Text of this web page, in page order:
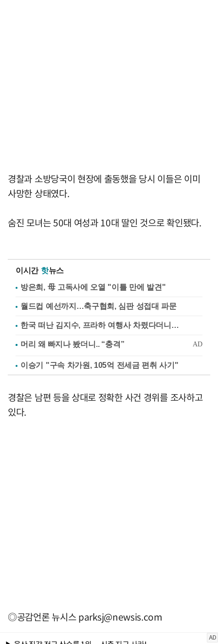
경찰과 소방당국이 현장에 출동했을 당시 이들은 이미
사망한 상태였다.
숨진 모녀는 50대 여성과 10대 딸인 것으로 확인됐다.
이시간 핫뉴스
방은희, 母 고독사에 오열 "이틀 만에 발견"
월드컵 예선까지…축구협회, 심판 성접대 파문
한국 떠난 김지수, 프라하 여행사 차렸다더니…
이승기 "구속 차가원, 105억 전세금 편취 사기"
경찰은 남편 등을 상대로 정확한 사건 경위를 조사하고
있다.
◎공감언론 뉴시스parksj@newsis.com